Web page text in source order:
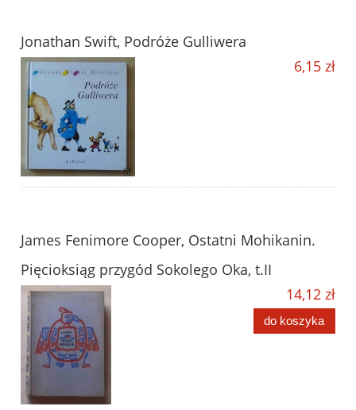
Jonathan Swift, Podróże Gulliwera
6,15 zł
James Fenimore Cooper, Ostatni Mohikanin.
Pięcioksiąg przygód Sokolego Oka, t.II
14,12 zł
do koszyka